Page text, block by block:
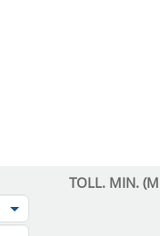
TOLL. MIN.